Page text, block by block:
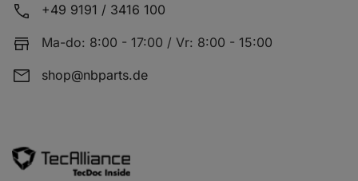
+49 9191 / 3416 100
Ma-do: 8:00 - 17:00 / Vr: 8:00 - 15:00
shop@nbparts.de